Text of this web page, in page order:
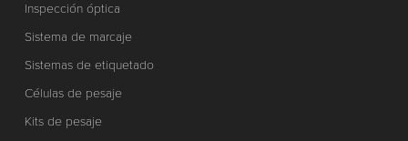
Inspección óptica
Sistema de marcaje
Sistemas de etiquetado
Células de pesaje
Kits de pesaje